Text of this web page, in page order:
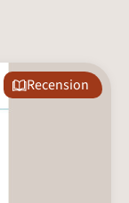
Recension